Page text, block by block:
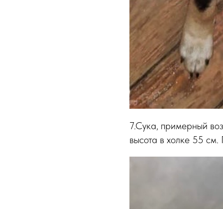
7.Сука, примерный
высота в холке 55